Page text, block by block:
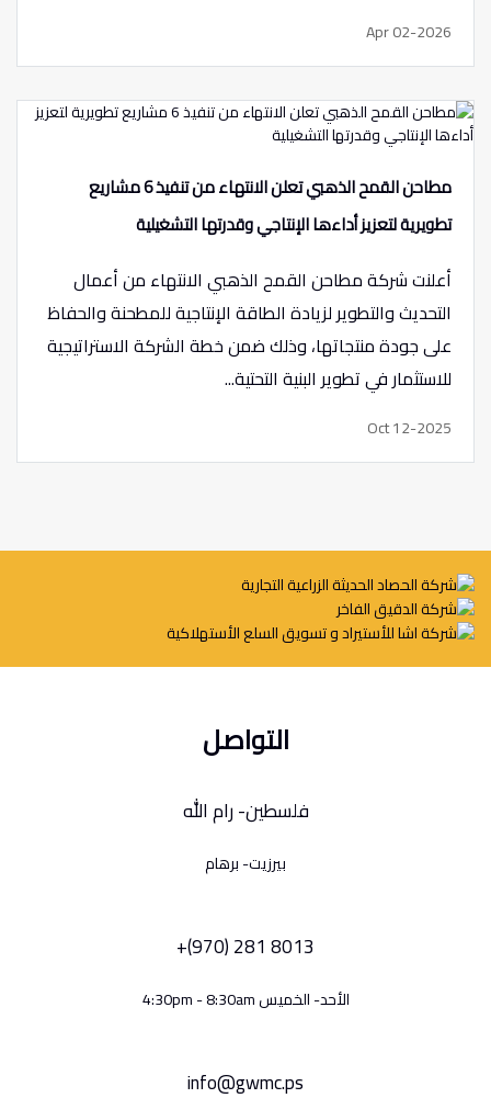
Apr 02-2026
مطاحن القمح الذهبي تعلن الانتهاء من تنفيذ 6 مشاريع
تطويرية لتعزيز أداءها الإنتاجي وقدرتها التشغيلية
أعلنت شركة مطاحن القمح الذهبي الانتهاء من أعمال
التحديث والتطوير لزيادة الطاقة الإنتاجية للمطحنة والحفاظ
على جودة منتجاتها، وذلك ضمن خطة الشركة الاستراتيجية
للاستثمار في تطوير البنية التحتية...
Oct 12-2025
التواصل
فلسطين- رام الله
بيرزيت- برهام
+(970) 281 8013
الأحد- الخميس 4:30pm - 8:30am
info@gwmc.ps